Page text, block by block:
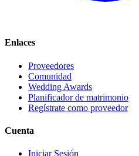
Enlaces
Proveedores
Comunidad
Wedding Awards
Planificador de matrimonio
Regístrate como proveedor
Cuenta
Iniciar Sesión